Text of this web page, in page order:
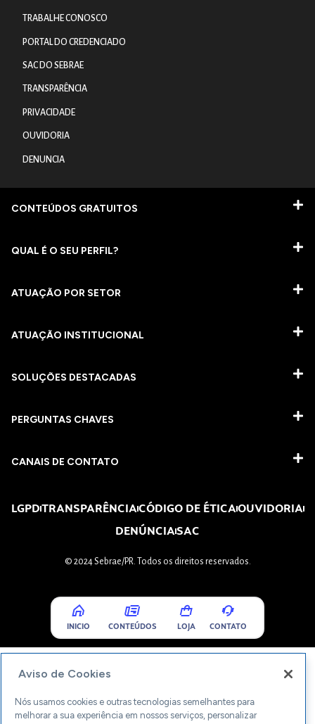
TRABALHE CONOSCO
PORTAL DO CREDENCIADO
SAC DO SEBRAE
TRANSPARÊNCIA
PRIVACIDADE
OUVIDORIA
DENUNCIA
CONTEÚDOS GRATUITOS
QUAL É O SEU PERFIL?
ATUAÇÃO POR SETOR
ATUAÇÃO INSTITUCIONAL
SOLUÇÕES DESTACADAS
PERGUNTAS CHAVES​
CANAIS DE CONTATO
LGPDTRANSPARÊNCIACÓDIGO DE ÉTICAOUVIDORIA
DENÚNCIASAC
© 2024 Sebrae/PR. Todos os direitos reservados.
INICIO CONTEÚDOS LOJA CONTATO
Aviso de Cookies
Nós usamos cookies e outras tecnologias semelhantes para
melhorar a sua experiência em nossos serviços, personalizar